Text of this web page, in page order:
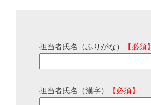
担当者氏名（ふりがな） 【必須】
担当者氏名（漢字） 【必須】